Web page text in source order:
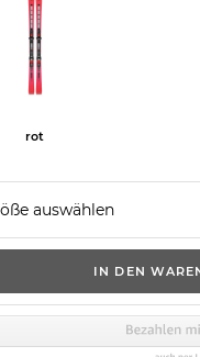
rot
auswählen
IN DEN